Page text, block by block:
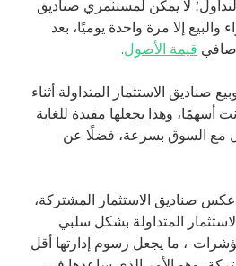
لا يمكن لمستثمري صناديق
والبيع إلا مرة واحدة يوميًا، بعد
صافي قيمة الأصول.
صناديق الاستثمار المتداولة أثناء
أسهمًا، وهذا يجعلها مفيدة للغاية
مع السوق بسرعة، فضلًا عن
عكس صناديق الاستثمار المشتركة،
المتداولة بشكل سلبي
، ما يجعل رسوم إدارتها أقل